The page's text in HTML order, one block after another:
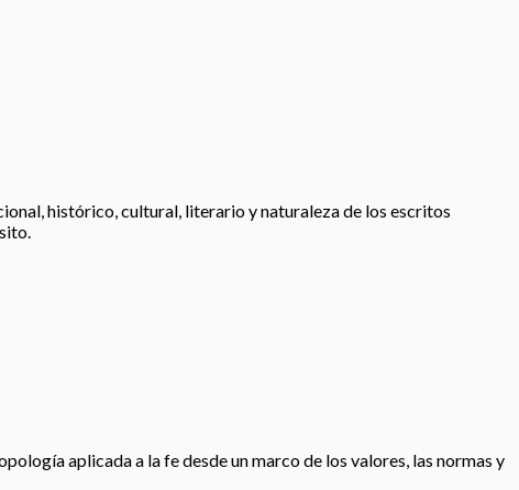
histórico, cultural, literario y naturaleza de los escritos
aplicada a la fe desde un marco de los valores, las normas y